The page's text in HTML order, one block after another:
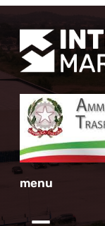
menu